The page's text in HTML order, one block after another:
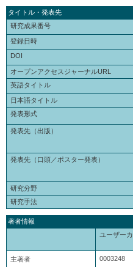
タイトル・発表先
研究成果番号
登録日時
DOI
オープンアクセスジャーナルURL
英語タイトル
日本語タイトル
発表形式
発表先（出版）
発表先（口頭／ポスター発表）
研究分野
研究手法
著者情報
ユーザー
主著者 0003248